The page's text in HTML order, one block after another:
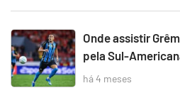
Onde assistir
pela Sul-
há 4 meses